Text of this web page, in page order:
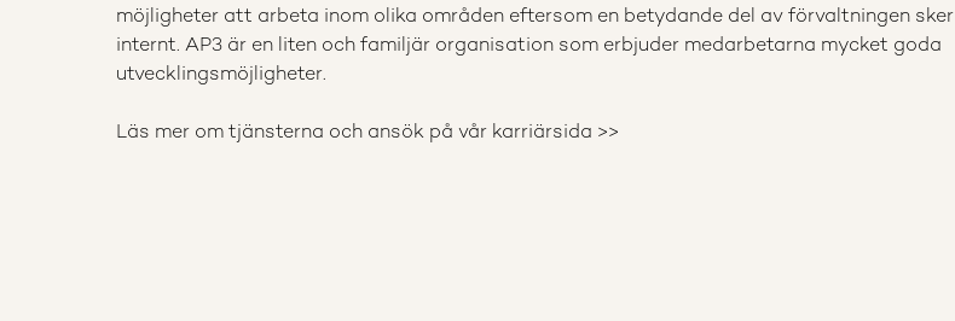
möjligheter att arbeta inom olika områden eftersom en betydande del av förvaltningen sker
internt. AP3 är en liten och familjär organisation som erbjuder medarbetarna mycket goda
utvecklingsmöjligheter.
Läs mer om tjänsterna och ansök på vår karriärsida >>